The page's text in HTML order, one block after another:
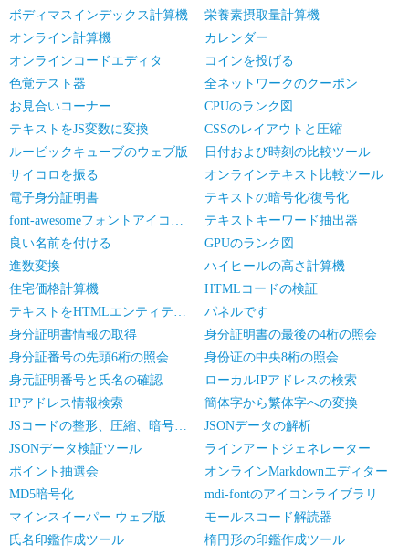
ボディマスインデックス計算機
栄養素摂取量計算機
オンライン計算機
カレンダー
オンラインコードエディタ
コインを投げる
色覚テスト器
全ネットワークのクーポン
お見合いコーナー
CPUのランク図
テキストをJS変数に変換
CSSのレイアウトと圧縮
ルービックキューブのウェブ版
日付および時刻の比較ツール
サイコロを振る
オンラインテキスト比較ツール
電子身分証明書
テキストの暗号化/復号化
font-awesomeフォントアイコンライブラリ
テキストキーワード抽出器
良い名前を付ける
GPUのランク図
進数変換
ハイヒールの高さ計算機
住宅価格計算機
HTMLコードの検証
テキストをHTMLエンティティに変換
パネルです
身分証明書情報の取得
身分証明書の最後の4桁の照会
身分証番号の先頭6桁の照会
身份证の中央8桁の照会
身元証明番号と氏名の確認
ローカルIPアドレスの検索
IPアドレス情報検索
簡体字から繁体字への変換
JSコードの整形、圧縮、暗号化/難読化
JSONデータの解析
JSONデータ検証ツール
ラインアートジェネレーター
ポイント抽選会
オンラインMarkdownエディター
MD5暗号化
mdi-fontのアイコンライブラリ
マインスイーパー ウェブ版
モールスコード解読器
氏名印鑑作成ツール
楕円形の印鑑作成ツール